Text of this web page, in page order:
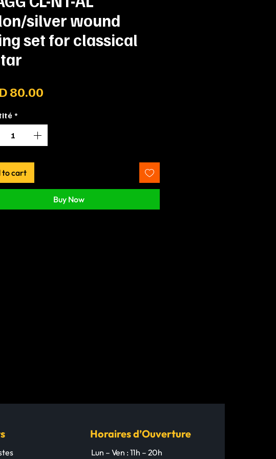
silver wound
set for classical
80.00
*
to cart
Buy Now
Horaires d’Ouverture
Lun – Ven : 11h – 20h